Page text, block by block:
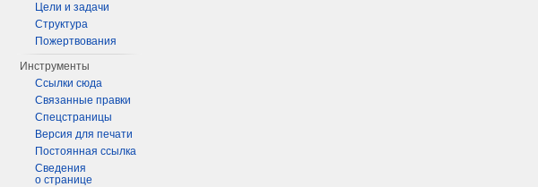
Цели и задачи
Структура
Пожертвования
Инструменты
Ссылки сюда
Связанные правки
Спецстраницы
Версия для печати
Постоянная ссылка
Сведения
о странице